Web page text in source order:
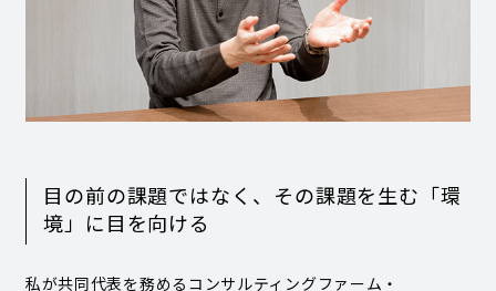
目の前の課題ではなく、その課題を生む「環
境」に目を向ける
私が共同代表を務めるコンサルティングファーム・